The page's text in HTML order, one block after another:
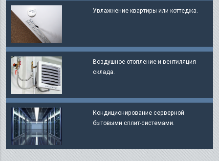
Увлажнение квартиры или коттеджа.
Воздушное отопление и вентиляция
склада.
Кондиционирование серверной
бытовыми сплит-системами.